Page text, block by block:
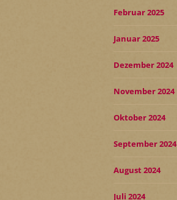
Februar 2025
Januar 2025
Dezember 2024
November 2024
Oktober 2024
September 2024
August 2024
Juli 2024